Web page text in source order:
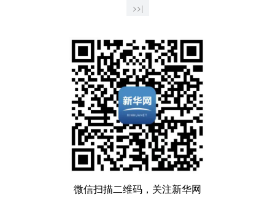
>>|
微信扫描二维码，关注新华网